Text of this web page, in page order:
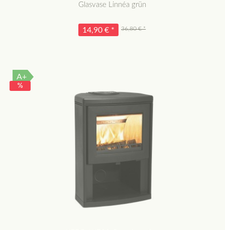
Glasvase Linnéa grün
36,80 € *
14,90 € *
A+